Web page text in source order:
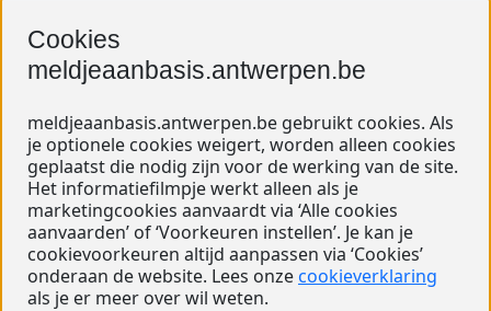
Telefoon: 03 321 99 50
E-mail:directie.andromeda@sgkod.be
Website
https://gvgbandromeda.wordpress.com/
Aanbod:Basisschool
Cookies
meldjeaanbasis.antwerpen.be
meldjeaanbasis.antwerpen.be gebruikt cookies. Als
je optionele cookies weigert, worden alleen cookies
geplaatst die nodig zijn voor de werking van de site.
Het informatiefilmpje werkt alleen als je
marketingcookies aanvaardt via ‘Alle cookies
aanvaarden’ of ‘Voorkeuren instellen’. Je kan je
cookievoorkeuren altijd aanpassen via ‘Cookies’
onderaan de website. Lees onzecookieverklaring
als je er meer over wil weten.